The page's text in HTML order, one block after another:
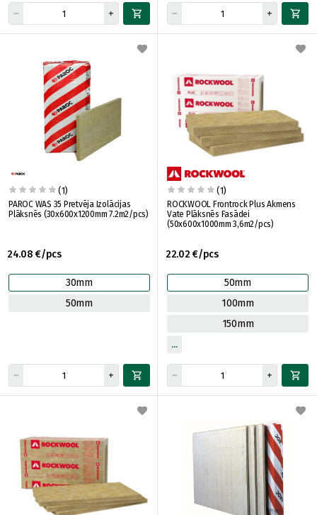
(1)
PAROC WAS 35 Pretvēja Izolācijas
Plāksnēs (30x600x1200mm 7.2m2/pcs)
24.08 €/pcs
30mm
50mm
(1)
ROCKWOOL Frontrock Plus Akmens
Vate Plāksnēs Fasādei
(50x600x1000mm 3,6m2/pcs)
22.02 €/pcs
50mm
100mm
150mm